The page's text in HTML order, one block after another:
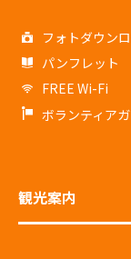
フォトダウン
パンフレット
FREE Wi-Fi
ボランティア
観光案内